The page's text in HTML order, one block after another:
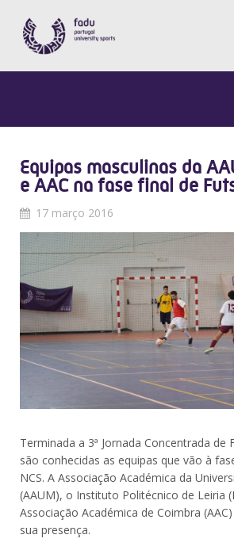
Equipas masculinas da
e AAC na fase final de
17 março 2016
Terminada a 3ª Jornada Concentrada de
são conhecidas as equipas que vão à
NCS. A Associação Académica da
(AAUM), o Instituto Politécnico de Leiria
Associação Académica de Coimbra
sua presença.